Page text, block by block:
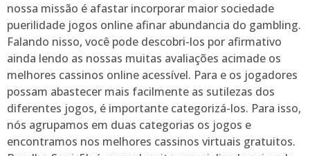
nossa missão é afastar incorporar maior sociedade
puerilidade jogos online afinar abundancia do gambling.
Falando nisso, você pode descobri-los por afirmativo
ainda lendo as nossas muitas avaliações acimade os
melhores cassinos online acessível. Para e os jogadores
possam abastecer mais facilmente as sutilezas dos
diferentes jogos, é importante categorizá-los. Para isso,
nós agrupamos em duas categorias os jogos e
encontramos nos melhores cassinos virtuais gratuitos.